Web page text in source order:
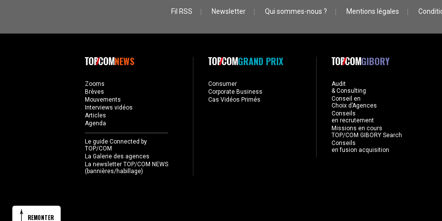
Fil RSS Newsletter Qui sommes-nous ? Mentions légales
NEWS
Zooms
Brèves
Mouvements
Interviews vidéos
Articles
Agenda
Le guide Connected by
TOP/COM
La Galerie des agences
La newsletter TOP/COM NEWS
(bannières/habillage)
GRAND PRIX
Consumer
Corporate Business
Cas Vidéos Primés
GIBORY
Audit
& Consulting
Conseil en
Choix d’Agences
Conseils
en recrutement
Missions en cours
TOP/COM GIBORY Search
Conseils
en fusion acquisition
REMONTER